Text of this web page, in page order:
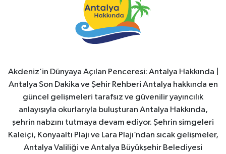
Akdeniz’in Dünyaya Açılan Penceresi: Antalya Hakkında |
Antalya Son Dakika ve Şehir Rehberi Antalya hakkında en
güncel gelişmeleri tarafsız ve güvenilir yayıncılık
anlayışıyla okurlarıyla buluşturan Antalya Hakkında,
şehrin nabzını tutmaya devam ediyor. Şehrin simgeleri
Kaleiçi, Konyaaltı Plajı ve Lara Plajı’ndan sıcak gelişmeler,
Antalya Valiliği ve Antalya Büyükşehir Belediyesi